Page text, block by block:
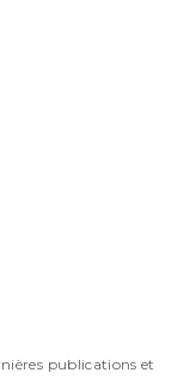
publications et